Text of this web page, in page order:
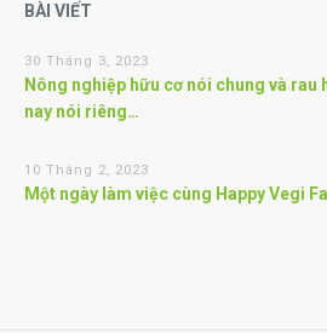
BÀI VIẾT
30 Tháng 3, 2023
Nông nghiệp hữu cơ nói chung và rau
nay nói riêng…
10 Tháng 2, 2023
Một ngày làm việc cùng Happy Vegi